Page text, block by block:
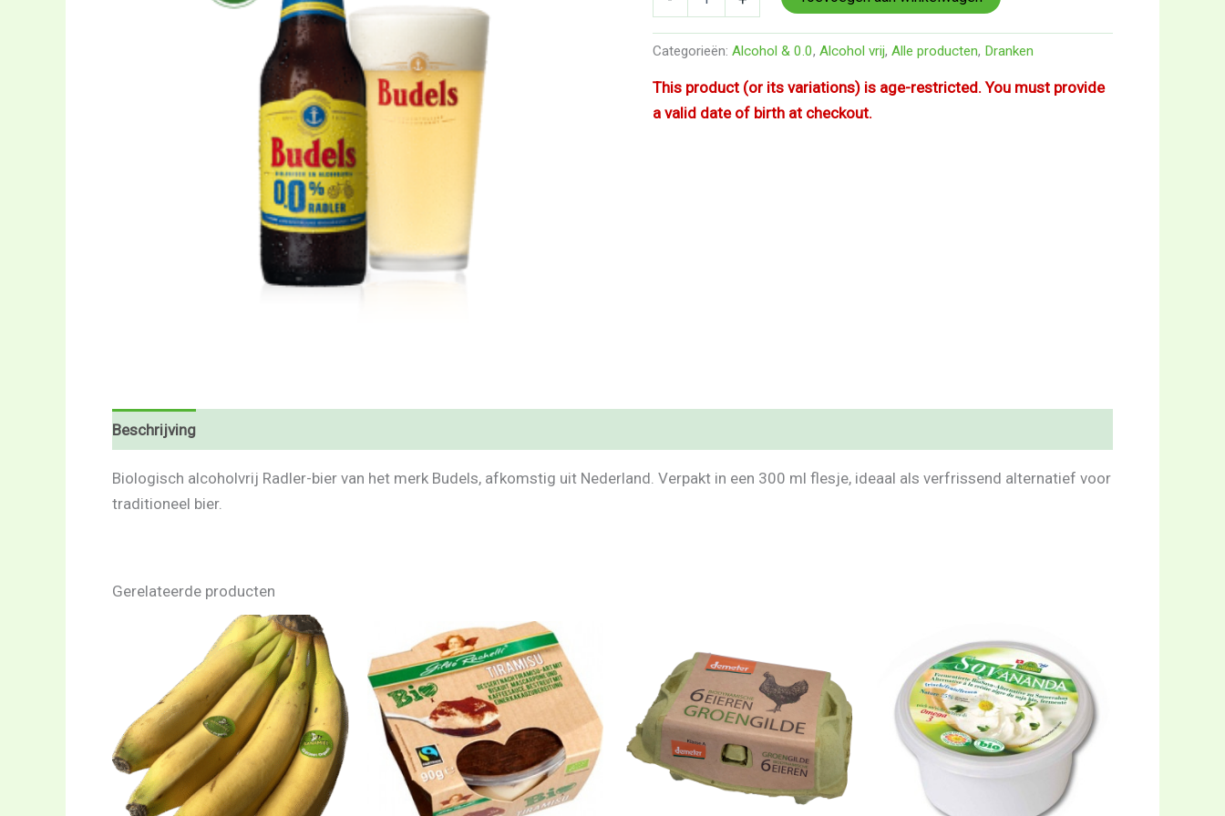
Categorieën: Alcohol & 0.0, Alcohol vrij, Alle producten, Dranken
This product (or its variations) is age-restricted. You must provide
a valid date of birth at checkout.
Beschrijving
Biologisch alcoholvrij Radler-bier van het merk Budels, afkomstig uit Nederland. Verpakt in een 300 ml flesje, ideaal als verfrissend alternatief voor
traditioneel bier.
Gerelateerde producten